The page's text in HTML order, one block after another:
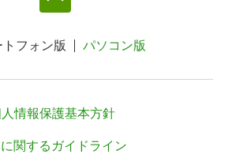
トフォン版 パソコン版
情報保護基本方針
関するガイドライン